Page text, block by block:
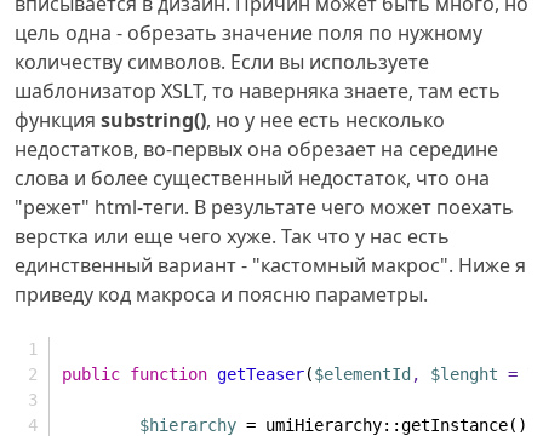
цель одна - обрезать значение поля по нужному
количеству символов. Если вы используете
шаблонизатор XSLT, то наверняка знаете, там есть
функция substring(), но у нее есть несколько
недостатков, во-первых она обрезает на середине
слова и более существенный недостаток, что она
"режет" html-теги. В результате чего может поехать
верстка или еще чего хуже. Так что у нас есть
единственный вариант - "кастомный макрос". Ниже я
приведу код макроса и поясню параметры.
public function getTeaser($elementId , $lenght =
$hierarchy = umiHierarchy::getInstance();